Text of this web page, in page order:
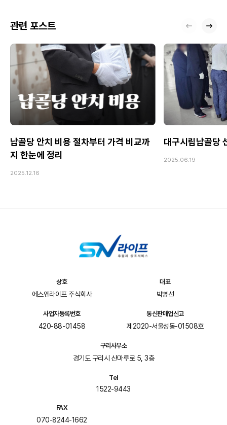
관련 포스트
납골당 안치 비용 절차부터 가격 비교까
지 한눈에 정리
2025.12.16
대구시립납골당
2025.06.19
상호
에스엔라이프 주식회사
대표
박병선
사업자등록번호
420-88-01458
통신판매업신고
제2020-서울성동-01508호
구리사무소
경기도 구리시 산마루로 5, 3층
Tel
1522-9443
FAX
070-8244-1662